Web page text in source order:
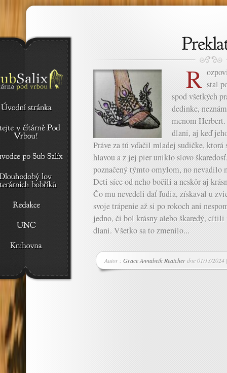
R stal
spod všetkých
dedinke,
menom
dlani, aj keď
Práve za tú vďačil mladej sudičke, ktorá
hlavou a z jej pier uniklo slovo
poznačený týmto omylom, no nevadilo
Deti síce od neho bočili a neskôr aj
Čo mu nevedeli dať ľudia, získaval u
svoje trápenie až si po rokoch ani
jedno, či bol krásny alebo škaredý, cítili
dlani. Všetko sa to zmenilo...
Autor : Grace Annabeth Reatcherdne 01/13/2024